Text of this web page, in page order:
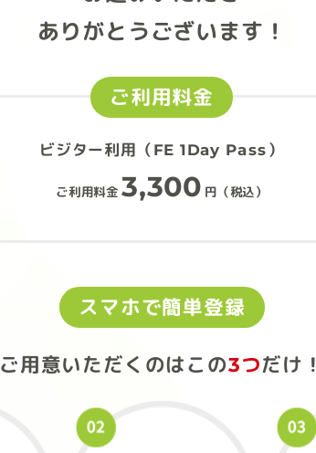
ありがとうございます！
ご利用料金
ビジター利用（FE 1Day Pass）
ご利用料金 3,300 円（税込）
スマホで簡単登録
ご用意いただくのはこの3つだけ！